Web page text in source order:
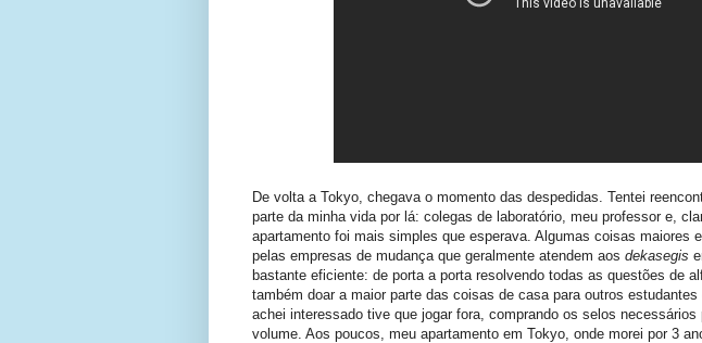
De volta a Tokyo, chegava o momento das despedidas. Tentei
parte da minha vida por lá: colegas de laboratório, meu professor e,
apartamento foi mais simples que esperava. Algumas coisas maiores
pelas empresas de mudança que geralmente atendem aos dekasegis
bastante eficiente: de porta a porta resolvendo todas as questões de
também doar a maior parte das coisas de casa para outros
achei interessado tive que jogar fora, comprando os selos necessários
volume. Aos poucos, meu apartamento em Tokyo, onde morei por 3